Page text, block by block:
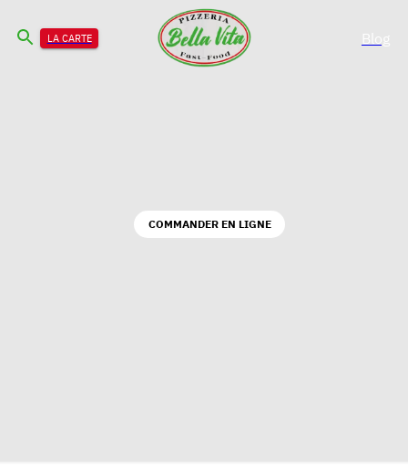
LA CARTE Blog
COMMANDER EN LIGNE